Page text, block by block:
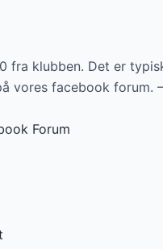
fra klubben. Det er
vores facebook forum.
Forum